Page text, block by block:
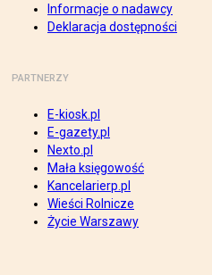
Informacje o nadawcy
Deklaracja dostępności
PARTNERZY
E-kiosk.pl
E-gazety.pl
Nexto.pl
Mała księgowość
Kancelarierp.pl
Wieści Rolnicze
Życie Warszawy